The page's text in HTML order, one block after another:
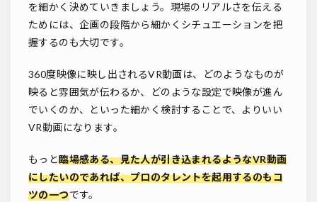
を細かく決めていきましょう。現場のリアルさを伝える
ためには、企画の段階から細かくシチュエーションを把
握するのも大切です。
360度映像に映し出されるVR動画は、どのようなものが
映ると雰囲気が伝わるか、どのような設定で映像が進ん
でいくのか、といった細かく検討することで、よりいい
VR動画になります。
もっと臨場感ある、見た人が引き込まれるようなVR動画
にしたいのであれば、プロのタレントを起用するのもコ
ツの一つです。